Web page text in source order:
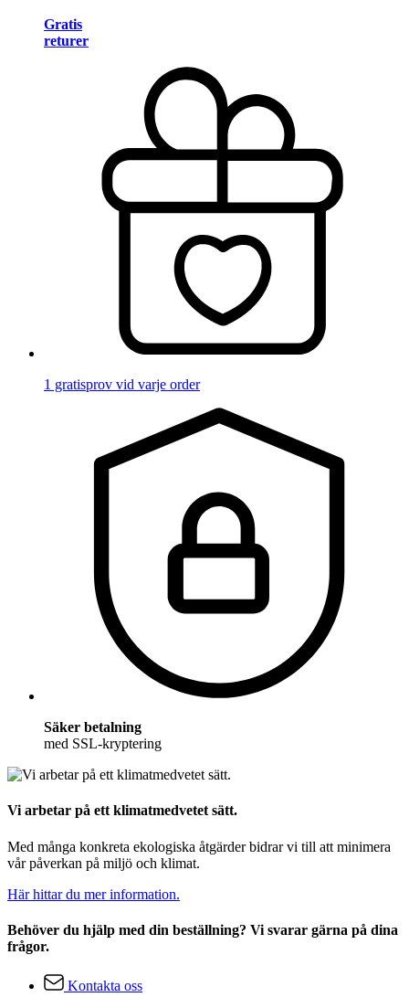
Gratis
returer
1 gratisprov vid varje order
Säker betalning
med SSL-kryptering
Vi arbetar på ett klimatmedvetet sätt.
Med många konkreta ekologiska åtgärder bidrar vi till att minimera
vår påverkan på miljö och klimat.
Här hittar du mer information.
Behöver du hjälp med din beställning? Vi svarar gärna på dina
frågor.
Kontakta oss